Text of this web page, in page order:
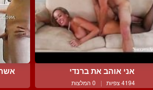
אני אוהב את ברנדי
4194 צפיות | 0 המלצות